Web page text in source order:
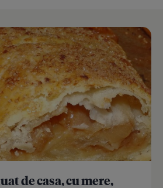
de casa, cu mere,